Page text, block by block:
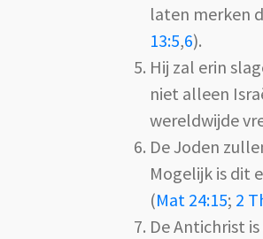
laten merken
13:5,6).
Hij zal erin
niet alleen
wereldwijde
De Joden
Mogelijk is dit
(Mat 24:15; 2
De Antichrist